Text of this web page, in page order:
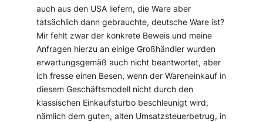
auch aus den USA liefern, die Ware aber
tatsächlich dann gebrauchte, deutsche Ware ist?
Mir fehlt zwar der konkrete Beweis und meine
Anfragen hierzu an einige Großhändler wurden
erwartungsgemäß auch nicht beantwortet, aber
ich fresse einen Besen, wenn der Wareneinkauf in
diesem Geschäftsmodell nicht durchden
klassischen Einkaufsturbo beschleunigt wird,
nämlich dem guten, alten Umsatzsteuerbetrug, in